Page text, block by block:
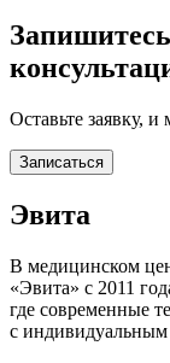
Оставьте заявку,
Записаться
Эвита
В медицинском
«Эвита» с 2011
где современные
с